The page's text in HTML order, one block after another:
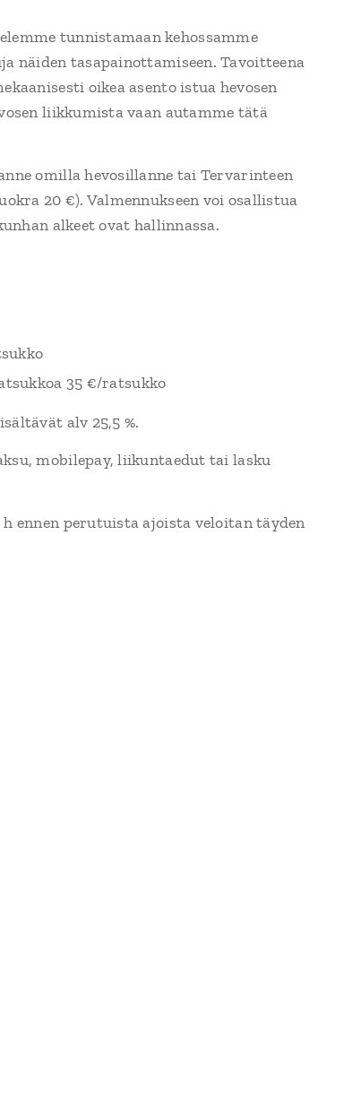
tunnistamaan kehossamme
näiden tasapainottamiseen. Tavoitteena
oikea asento istua hevosen
liikkumista vaan autamme tätä
omilla hevosillanne tai Tervarinteen
20 €). Valmennukseen voi osallistua
alkeet ovat hallinnassa.
35 €/ratsukko
alv 25,5 %.
mobilepay, liikuntaedut tai lasku
ennen perutuista ajoista veloitan täyden